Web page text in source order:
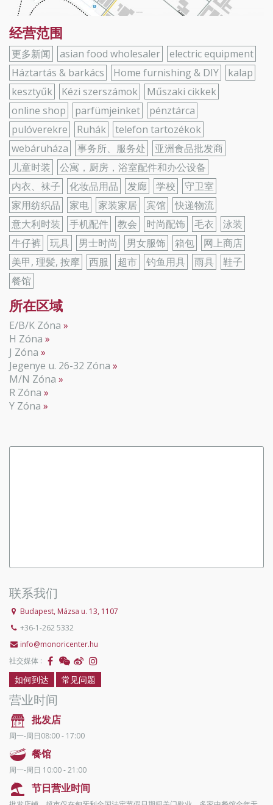
经营范围
更多新闻 asian food wholesaler
electric equipment
Háztartás & barkács
Home furnishing & DIY
kalap
kesztyűk
Kézi szerszámok
Műszaki cikkek
online shop
parfümjeinket
pénztárca
pulóverekre
Ruhák
telefon tartozékok
webáruháza
事务所、服务处
亚洲食品批发商
儿童时装
公寓，厨房，浴室配件和办公设备
内衣、袜子
化妆品用品 发廊 学校
守卫室
家用纺织品
家电 家装家居 宾馆
快递物流
意大利时装
手机配件 教会 时尚配饰 毛衣
泳装
牛仔裤
玩具 男士时尚 男女服饰 箱包
网上商店
美甲, 理髪, 按摩
西服 超市 钓鱼用具 雨具
鞋子
餐馆
所在区域
E/B/K Zóna
H Zóna
J Zóna
Jegenye u. 26-32 Zóna
M/N Zóna
R Zóna
Y Zóna
联系我们
Budapest, Mázsa u. 13, 1107
+36-1-262 5332
info@monoricenter.hu
社交媒体 :
如何到达 常见问题
营业时间
批发店
周一-周日08:00 - 17:00
餐馆
周一-周日 10:00 - 21:00
节日营业时间